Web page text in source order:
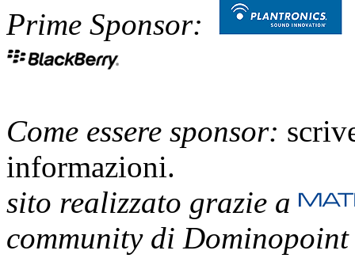
Prime Sponsor:
Come essere sponsor:
informazioni.
sito realizzato grazie a
community di Dominopoint